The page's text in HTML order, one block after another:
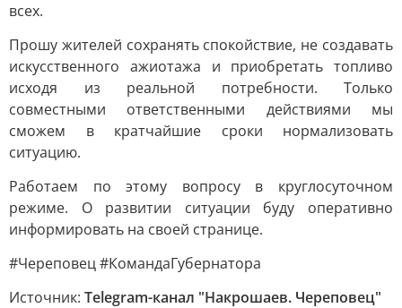
всех.
Прошу жителей сохранять спокойствие, не создавать
искусственного ажиотажа и приобретать топливо
исходя из реальной потребности. Только
совместными ответственными действиями мы
сможем в кратчайшие сроки нормализовать
ситуацию.
Работаем по этому вопросу в круглосуточном
режиме. О развитии ситуации буду оперативно
информировать на своей странице.
#Череповец #КомандаГубернатора
Источник: Telegram-канал "Накрошаев. Череповец"